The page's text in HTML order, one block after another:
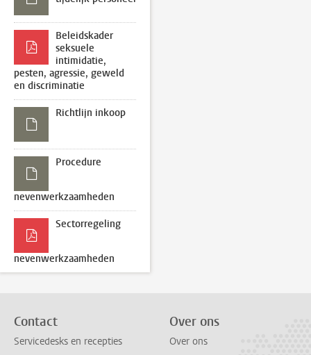
Beleidskader
seksuele
intimidatie,
pesten, agressie, geweld
en discriminatie
Richtlijn inkoop
Procedure
nevenwerkzaamheden
Sectorregeling
nevenwerkzaamheden
Contact
Servicedesks en recepties
Over ons
Over ons